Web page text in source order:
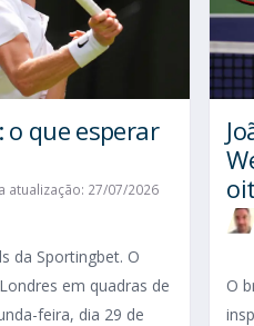
que esperar
atualização: 27/07/2026
da Sportingbet. O
em quadras de
feira, dia 29 de
O